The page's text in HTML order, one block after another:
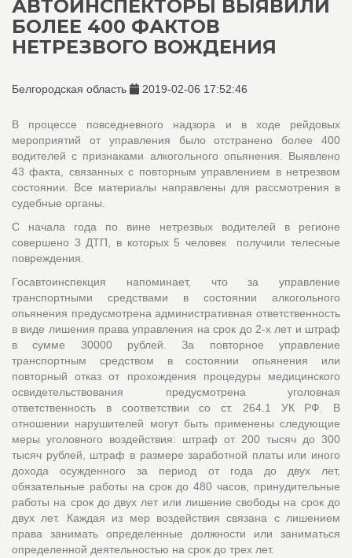
АВТОИНСПЕКТОРЫ ВЫЯВИЛИ
БОЛЕЕ 400 ФАКТОВ
НЕТРЕЗВОГО ВОЖДЕНИЯ
Белгородская область 2019-02-06 17:52:46
В процессе повседневного надзора и в ходе рейдовых
мероприятий от управления было отстранено более 400
водителей с признаками алкогольного опьянения. Выявлено
43 факта, связанных с повторным управлением в нетрезвом
состоянии. Все материалы направлены для рассмотрения в
судебные органы.
С начала года по вине нетрезвых водителей в регионе
совершено 3 ДТП, в которых 5 человек получили телесные
повреждения.
Госавтоинспекция напоминает, что за управление
транспортными средствами в состоянии алкогольного
опьянения предусмотрена административная ответственность
в виде лишения права управления на срок до 2-х лет и штраф
в сумме 30000 рублей. За повторное управление
транспортным средством в состоянии опьянения или
повторный отказ от прохождения процедуры медицинского
освидетельствования предусмотрена уголовная
ответственность в соответствии со ст. 264.1 УК РФ. В
отношении нарушителей могут быть применены следующие
меры уголовного воздействия: штраф от 200 тысяч до 300
тысяч рублей, штраф в размере заработной платы или иного
дохода осужденного за период от года до двух лет,
обязательные работы на срок до 480 часов, принудительные
работы на срок до двух лет или лишение свободы на срок до
двух лет. Каждая из мер воздействия связана с лишением
права занимать определенные должности или заниматься
определенной деятельностью на срок до трех лет.